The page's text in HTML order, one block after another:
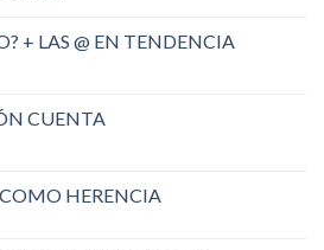
+ LAS @ EN TENDENCIA
CUENTA
HERENCIA